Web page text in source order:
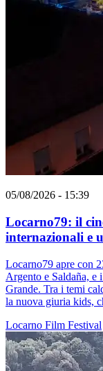
05/08/2026 - 15:39
Locarno79: il
internazionali e
Locarno79 apre con
Argento e Saldaña,
Grande. Tra i temi
la nuova giuria kids,
Locarno Film Festival